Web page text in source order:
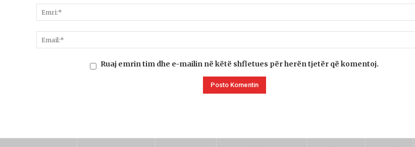
Ruaj emrin tim dhe e-mailin në këtë shfletues për herën tjetër që komentoj.